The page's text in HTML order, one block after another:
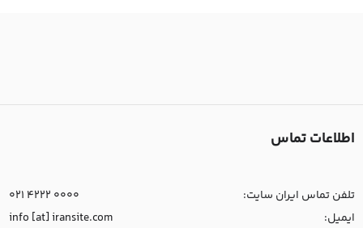
اطلاعات تماس
تلفن تماس ایران سایت:
021 4222 0000
ایمیل:
info [at] iransite.com